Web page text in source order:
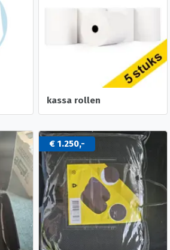
kassa rollen
€ 1.250,-